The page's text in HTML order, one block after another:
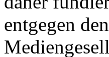
entgegen